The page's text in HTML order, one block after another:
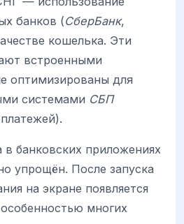
банков (СберБанк,
кошелька. Эти
встроенными
оптимизированы для
системами СБП
в банковских приложениях
упрощён. После запуска
на экране появляется
многих